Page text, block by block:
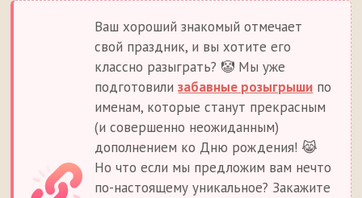
Ваш хороший знакомый отмечает
свой праздник, и вы хотите его
классно разыграть? 🤡 Мы уже
подготовилизабавные розыгрыши по
именам, которые станут прекрасным
(и совершенно неожиданным)
дополнением ко Дню рождения! 😹
Но что если мы предложим вам нечто
по-настоящему уникальное? Закажите